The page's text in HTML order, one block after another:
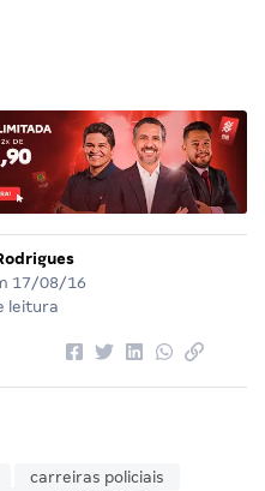
17/08/16
leitura
carreiras policiais